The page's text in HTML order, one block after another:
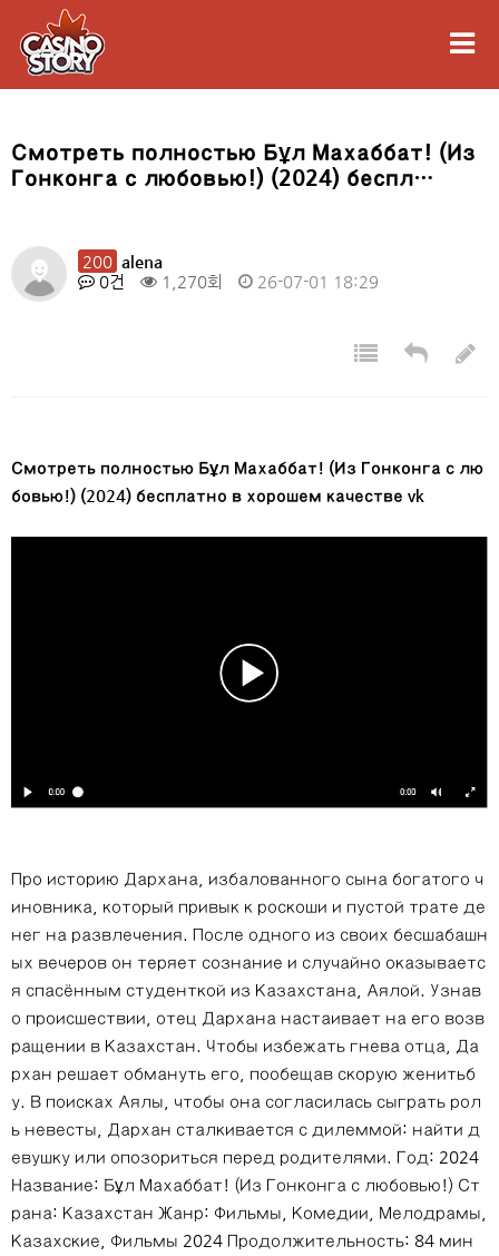
Смотреть полностью Бұл Махаббат! (Из
Гонконга с любовью!) (2024) беспл…
200 alena
0건
1,270회 26-07-01 18:29
Смотреть полностью Бұл Махаббат! (Из Гонконга с лю
бовью!) (2024) бесплатно в хорошем качестве vk
Про историю Дархана, избалованного сына богатого ч
иновника, который привык к роскоши и пустой трате де
нег на развлечения. После одного из своих бесшабашн
ых вечеров он теряет сознание и случайно оказываетс
я спасённым студенткой из Казахстана, Аялой. Узнав
о происшествии, отец Дархана настаивает на его возв
ращении в Казахстан. Чтобы избежать гнева отца, Да
рхан решает обмануть его, пообещав скорую женитьб
у. В поисках Аялы, чтобы она согласилась сыграть рол
ь невесты, Дархан сталкивается с дилеммой: найти д
евушку или опозориться перед родителями. Год: 2024
Название: Бұл Махаббат! (Из Гонконга с любовью!) Ст
рана: Казахстан Жанр: Фильмы, Комедии, Мелодрамы,
Казахские, Фильмы 2024 Продолжительность: 84 мин